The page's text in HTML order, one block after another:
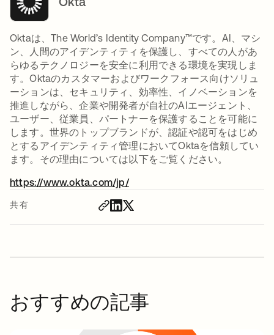
共有
Oktaは、The World’s Identity Company™です。AI、マシ
ン、人間のアイデンティティを保護し、すべての人があ
らゆるテクノロジーを安全に利用できる環境を実現しま
す。Oktaのカスタマーおよびワークフォース向けソリュ
ーションは、セキュリティ、効率性、イノベーションを
推進しながら、企業や開発者が自社のAIエージェント、
ユーザー、従業員、パートナーを保護することを可能に
します。世界のトップブランドが、認証や認可をはじめ
とするアイデンティティ管理においてOktaを信頼してい
ます。その理由については以下をご覧ください。
https://www.okta.com/jp/新しいタブで開く
おすすめの記事